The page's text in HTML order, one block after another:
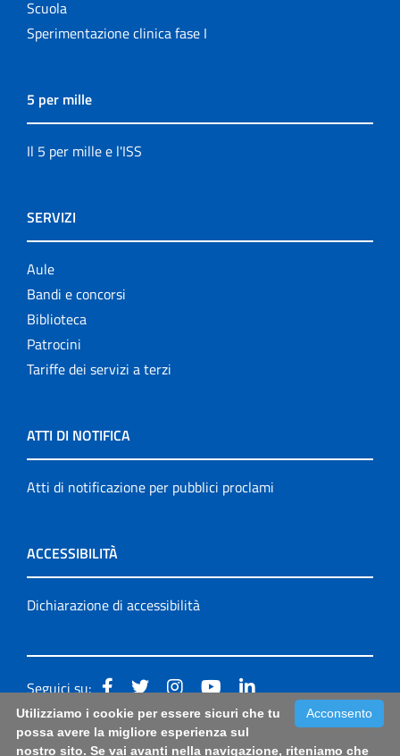
Scuola
Sperimentazione clinica fase I
5 per mille
Il 5 per mille e l'ISS
SERVIZI
Aule
Bandi e concorsi
Biblioteca
Patrocini
Tariffe dei servizi a terzi
ATTI DI NOTIFICA
Atti di notificazione per pubblici proclami
ACCESSIBILITÀ
Dichiarazione di accessibilità
Seguici su:
Accessibilità: form di segnalazione di prima istanza per
Acconsento
Utilizziamo i cookie per essere sicuri che tu
possa avere la migliore esperienza sul
nostro sito. Se vai avanti nella navigazione, riteniamo che